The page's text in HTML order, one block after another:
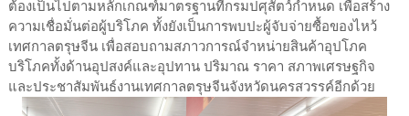
ต้องเป็นไปตามหลักเกณฑ์มาตรฐานที่กรมปศุสัตว์กำหนด เพื่อสร้าง
ความเชื่อมั่นต่อผู้บริโภค ทั้งยังเป็นการพบปะผู้จับจ่ายซื้อของไหว้
เทศกาลตรุษจีน เพื่อสอบถามสภาวการณ์จำหน่ายสินค้าอุปโภค
บริโภคทั้งด้านอุปสงค์และอุปทาน ปริมาณ ราคา สภาพเศรษฐกิจ
และประชาสัมพันธ์งานเทศกาลตรุษจีนจังหวัดนครสวรรค์อีกด้วย